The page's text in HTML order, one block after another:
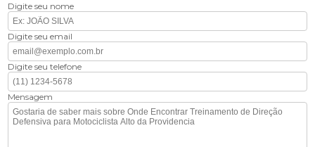
Digite seu nome
Digite seu email
Digite seu telefone
Mensagem